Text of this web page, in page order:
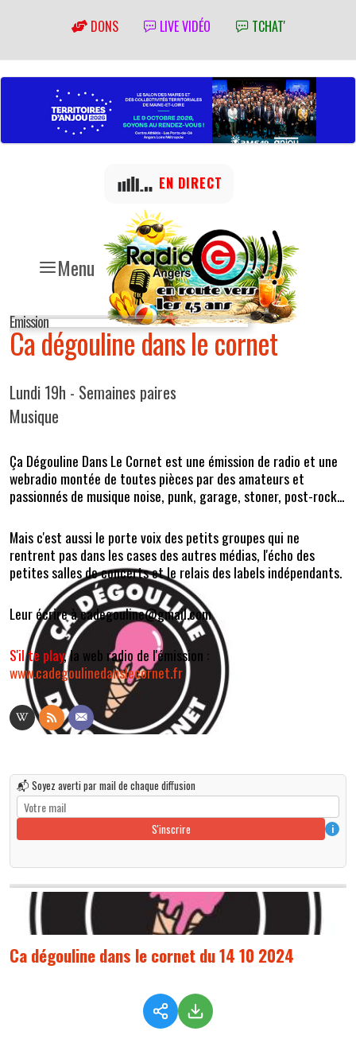
DONS LIVE VIDÉO TCHAT'
Menu
EN DIRECT
Emission
Ca dégouline dans le cornet
Lundi 19h - Semaines paires
Musique
Ça Dégouline Dans Le Cornet est une émission de radio et une
webradio montée de toutes pièces par des amateurs et
passionnés de musique noise, punk, garage, stoner, post-rock...
Mais c'est aussi le porte voix des petits groupes qui ne
rentrent pas dans les cases des autres médias, l'écho des
petites salles de concerts et le relais des labels indépendants.
Leur écrire à cadegouline@gmail.com
S'il te play, la web radio de l'émission :
www.cadegoulinedanslecornet.fr
📬 Soyez averti par mail de chaque diffusion
S'inscrire i
Ca dégouline dans le cornet du 14 10 2024